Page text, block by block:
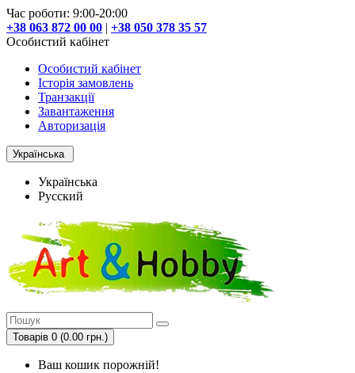
Час роботи: 9:00-20:00
+38 063 872 00 00 | +38 050 378 35 57
Особистий кабінет
Особистий кабінет
Історія замовлень
Транзакції
Завантаження
Авторизація
Українська
Українська
Русский
Товарів 0 (0.00 грн.)
Ваш кошик порожній!